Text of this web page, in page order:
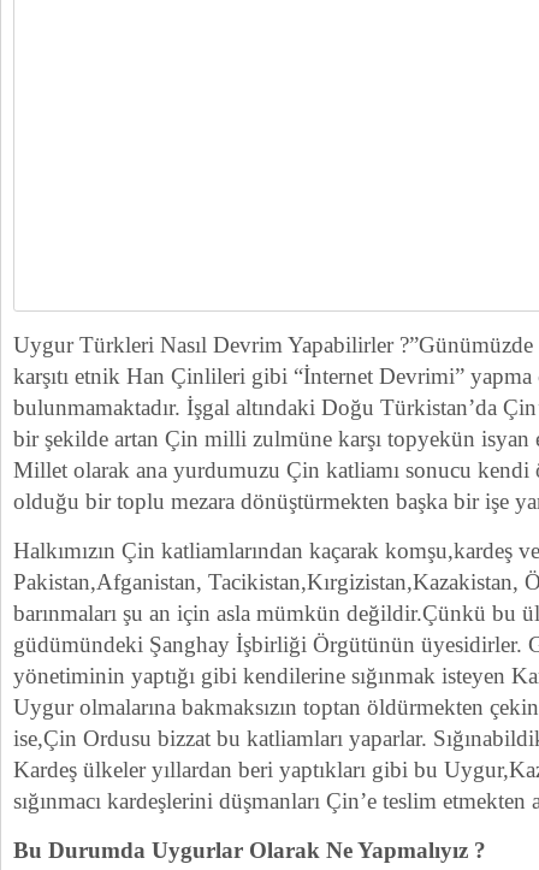
Uygur Türkleri Nasıl Devrim Yapabilirler
karşıtı etnik Han Çinlileri gibi “İnternet Devrimi” yapma
bulunmamaktadır. İşgal altındaki Doğu Türkistan’da
bir şekilde artan Çin milli zulmüne karşı topyekün isyan
Millet olarak ana yurdumuzu Çin katliamı sonucu
olduğu bir toplu mezara dönüştürmekten başka bir işe
Halkımızın Çin katliamlarından kaçarak komşu,kardeş
Pakistan,Afganistan, Tacikistan,Kırgizistan,Kazakistan,
barınmaları şu an için asla mümkün değildir.Çünkü bu
güdümündeki Şanghay İşbirliği Örgütünün üyesidirler.
yönetiminin yaptığı gibi kendilerine sığınmak isteyen
Uygur olmalarına bakmaksızın toptan öldürmekten
ise,Çin Ordusu bizzat bu katliamları yaparlar.
Kardeş ülkeler yıllardan beri yaptıkları gibi bu
sığınmacı kardeşlerini düşmanları Çin’e teslim
Bu Durumda Uygurlar Olarak Ne Yapmalıyız ?